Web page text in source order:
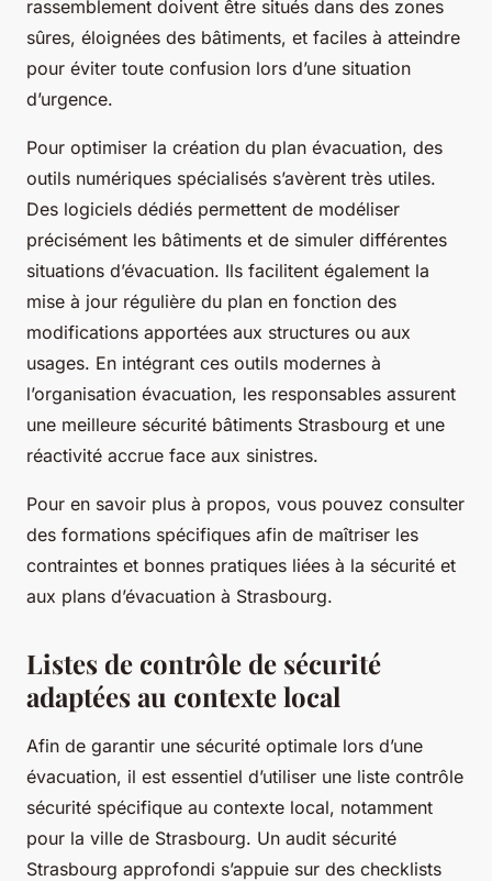
rassemblement doivent être situés dans des zones
sûres, éloignées des bâtiments, et faciles à atteindre
pour éviter toute confusion lors d’une situation
d’urgence.
Pour optimiser la création du plan évacuation, des
outils numériques spécialisés s’avèrent très utiles.
Des logiciels dédiés permettent de modéliser
précisément les bâtiments et de simuler différentes
situations d’évacuation. Ils facilitent également la
mise à jour régulière du plan en fonction des
modifications apportées aux structures ou aux
usages. En intégrant ces outils modernes à
l’organisation évacuation, les responsables assurent
une meilleure sécurité bâtiments Strasbourg et une
réactivité accrue face aux sinistres.
Pour en savoir plus à propos, vous pouvez consulter
des formations spécifiques afin de maîtriser les
contraintes et bonnes pratiques liées à la sécurité et
aux plans d’évacuation à Strasbourg.
Listes de contrôle de sécurité
adaptées au contexte local
Afin de garantir une sécurité optimale lors d’une
évacuation, il est essentiel d’utiliser une liste contrôle
sécurité spécifique au contexte local, notamment
pour la ville de Strasbourg. Un audit sécurité
Strasbourg approfondi s’appuie sur des checklists